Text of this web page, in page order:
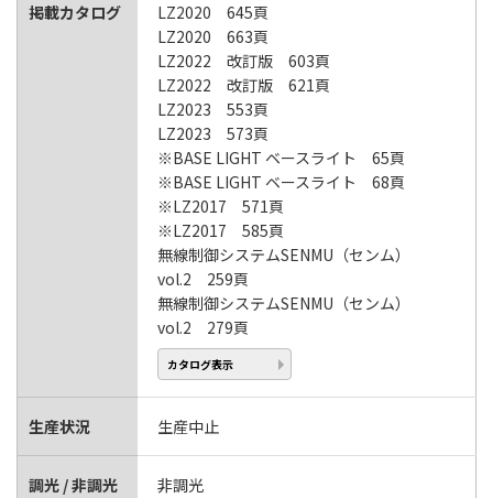
掲載カタログ
LZ2020 645頁
LZ2020 663頁
LZ2022 改訂版 603頁
LZ2022 改訂版 621頁
LZ2023 553頁
LZ2023 573頁
※BASE LIGHT ベースライト 65頁
※BASE LIGHT ベースライト 68頁
※LZ2017 571頁
※LZ2017 585頁
無線制御システムSENMU（センム）
vol.2 259頁
無線制御システムSENMU（センム）
vol.2 279頁
カタログ表示
生産状況 生産中止
調光 / 非調光 非調光